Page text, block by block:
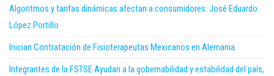
Algoritmos y tarifas dinámicas afectan a consumidores: José Eduardo
López Portillo
Inician Contratación de Fisioterapeutas Mexicanos en Alemania
Integrantes de la FSTSE Ayudan a la gobernabilidad y estabilidad del país,